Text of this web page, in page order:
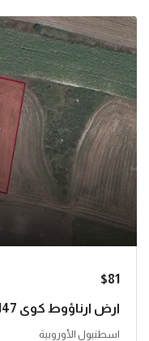
$81
ارض ارناؤوط كوي L147
اسطنبول الأوروبية